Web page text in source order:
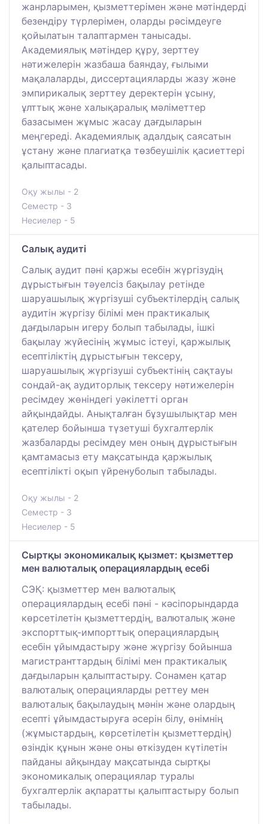
жанрларымен, қызметтерімен және мәтіндерді
безендіру түрлерімен, оларды рәсімдеуге
қойылатын талаптармен танысады.
Академиялық мәтіндер құру, зерттеу
нәтижелерін жазбаша баяндау, ғылыми
мақалаларды, диссертацияларды жазу және
эмпирикалық зерттеу деректерін ұсыну,
ұлттық және халықаралық мәліметтер
базасымен жұмыс жасау дағдыларын
меңгереді. Академиялық адалдық саясатын
ұстану және плагиатқа төзбеушілік қасиеттері
қалыптасады.
Оқу жылы - 2
Семестр - 3
Несиелер - 5
Салық аудиті
Салық аудит пәні қаржы есебін жүргізудің
дұрыстығын тәуелсіз бақылау ретінде
шаруашылық жүргізуші субъектілердің салық
аудитін жүргізу білімі мен практикалық
дағдыларын игеру болып табылады, ішкі
бақылау жүйесінің жұмыс істеуі, қаржылық
есептіліктің дұрыстығын тексеру,
шаруашылық жүргізуші субъектінің сақтауы
сондай-ақ аудиторлық тексеру нәтижелерін
ресімдеу жөніндегі уәкілетті орган
айқындайды. Анықталған бұзушылықтар мен
қателер бойынша түзетуші бухгалтерлік
жазбаларды ресімдеу мен оның дұрыстығын
қамтамасыз ету мақсатында қаржылық
есептілікті оқып үйренуболып табылады.
Оқу жылы - 2
Семестр - 3
Несиелер - 5
Сыртқы экономикалық қызмет: қызметтер
мен валюталық операциялардың есебі
СЭҚ: қызметтер мен валюталық
операциялардың есебі пәні - кәсіпорындарда
көрсетілетін қызметтердің, валюталық және
экспорттық-импорттық операциялардың
есебін ұйымдастыру және жүргізу бойынша
магистранттардың білімі мен практикалық
дағдыларын қалыптастыру. Сонамен қатар
валюталық операцияларды реттеу мен
валюталық бақылаудың мәнін және олардың
есепті ұйымдастыруға әсерін білу, өнімнің
(жұмыстардың, көрсетілетін қызметтердің)
өзіндік құнын және оны өткізуден күтілетін
пайданы айқындау мақсатында сыртқы
экономикалық операциялар туралы
бухгалтерлік ақпаратты қалыптастыру болып
табылады.